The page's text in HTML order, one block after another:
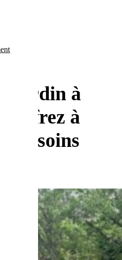
jardin à
: offrez à
les soins